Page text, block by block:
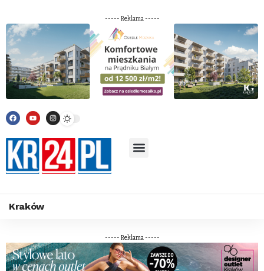
----- Reklama -----
Kraków
----- Reklama -----